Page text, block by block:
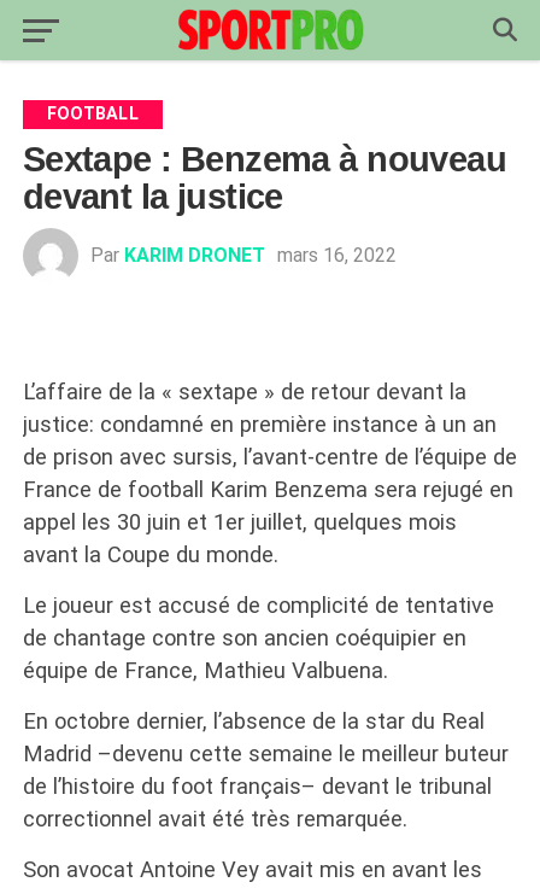
FOOTBALL
Sextape : Benzema à nouveau
devant la justice
Par KARIM DRONET mars 16, 2022
L’affaire de la « sextape » de retour devant la
justice: condamné en première instance à un an
de prison avec sursis, l’avant-centre de l’équipe de
France de football Karim Benzema sera rejugé en
appel les 30 juin et 1er juillet, quelques mois
avant la Coupe du monde.
Le joueur est accusé de complicité de tentative
de chantage contre son ancien coéquipier en
équipe de France, Mathieu Valbuena.
En octobre dernier, l’absence de la star du Real
Madrid –devenu cette semaine le meilleur buteur
de l’histoire du foot français– devant le tribunal
correctionnel avait été très remarquée.
Son avocat Antoine Vey avait mis en avant les